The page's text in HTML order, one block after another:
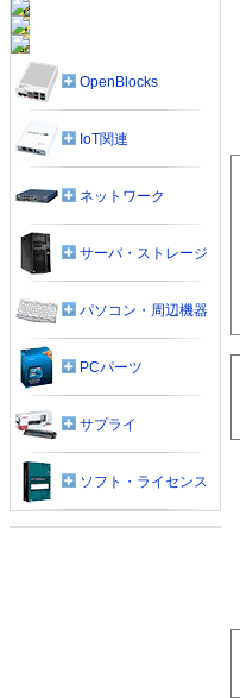
OpenBlocks
IoT関連
ネットワーク
サーバ・ストレージ
パソコン・周辺機器
PCパーツ
サプライ
ソフト・ライセンス